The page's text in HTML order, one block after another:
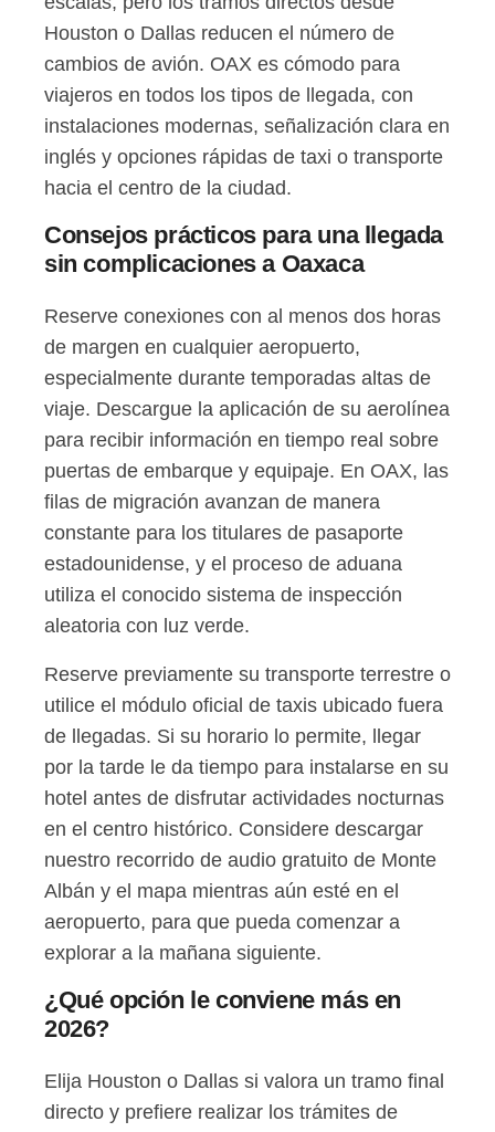
Houston o Dallas reducen el número de
cambios de avión. OAX es cómodo para
viajeros en todos los tipos de llegada, con
instalaciones modernas, señalización clara en
inglés y opciones rápidas de taxi o transporte
hacia el centro de la ciudad.
Consejos prácticos para una llegada
sin complicaciones a Oaxaca
Reserve conexiones con al menos dos horas
de margen en cualquier aeropuerto,
especialmente durante temporadas altas de
viaje. Descargue la aplicación de su aerolínea
para recibir información en tiempo real sobre
puertas de embarque y equipaje. En OAX, las
filas de migración avanzan de manera
constante para los titulares de pasaporte
estadounidense, y el proceso de aduana
utiliza el conocido sistema de inspección
aleatoria con luz verde.
Reserve previamente su transporte terrestre o
utilice el módulo oficial de taxis ubicado fuera
de llegadas. Si su horario lo permite, llegar
por la tarde le da tiempo para instalarse en su
hotel antes de disfrutar actividades nocturnas
en el centro histórico. Considere descargar
nuestro recorrido de audio gratuito de Monte
Albán y el mapa mientras aún esté en el
aeropuerto, para que pueda comenzar a
explorar a la mañana siguiente.
¿Qué opción le conviene más en
2026?
Elija Houston o Dallas si valora un tramo final
directo y prefiere realizar los trámites de